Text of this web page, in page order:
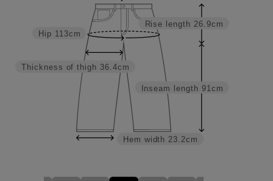
Inseam length 91cm
Rise length 26.9cm
Hem width 23.2cm
Thickness of thigh 36.4cm
Hip 113cm